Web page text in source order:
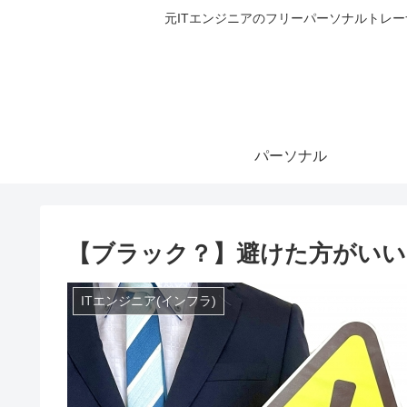
元ITエンジニアのフリーパーソナルトレ
パーソナル
【ブラック？】避けた方がい
ITエンジニア(インフラ)